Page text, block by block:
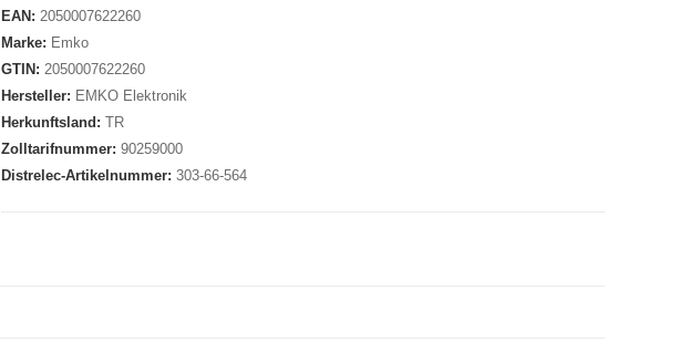
EAN:2050007622260
Marke: Emko
GTIN:2050007622260
Hersteller: EMKO Elektronik
Herkunftsland:TR
Zolltarifnummer:90259000
Distrelec-Artikelnummer:303-66-564